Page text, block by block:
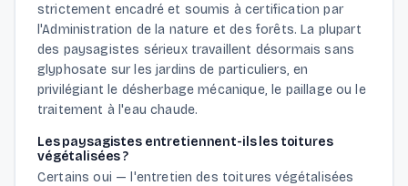
strictement encadré et soumis à certification par
l'Administration de la nature et des forêts. La plupart
des paysagistes sérieux travaillent désormais sans
glyphosate sur les jardins de particuliers, en
privilégiant le désherbage mécanique, le paillage ou le
traitement à l'eau chaude.
Les paysagistes entretiennent-ils les toitures
végétalisées ?
Certains oui — l'entretien des toitures végétalisées